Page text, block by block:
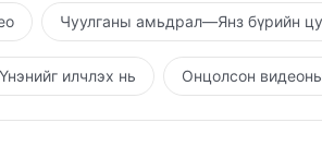
Чуулганы амьдрал—Янз бүрийн
Үнэнийг илчлэх нь Онцолсон